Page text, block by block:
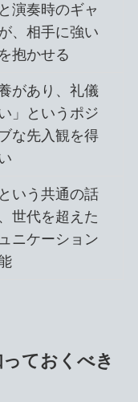
演奏時のギャ
、相手に強い
抱かせる
養があり、礼儀
」というポジ
な先入観を得
いう共通の話
世代を超えた
ニケーション
ておくべき